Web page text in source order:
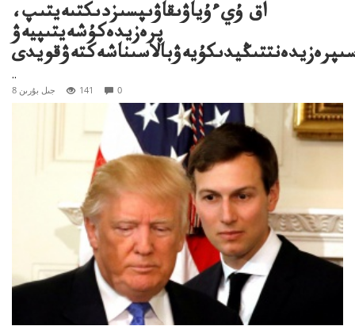
اق ۇيءۇياۋىقاۋىپسىزدىكتىەيتىپ،
پرەزيدەكۇشەيتىپيەۋ
..
8 جىل بۇرىن 141 0